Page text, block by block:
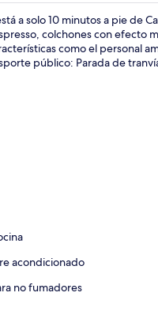
a solo 10 minutos a pie de
colchones con efecto
como el personal
público: Parada de
acondicionado
no fumadores